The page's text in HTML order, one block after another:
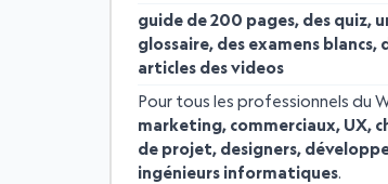
guide de 200 pages, des quiz,
glossaire, des examens blancs,
articles des videos
Pour tous les professionnels du
marketing, commerciaux, UX,
de projet, designers,
ingénieurs informatiques.